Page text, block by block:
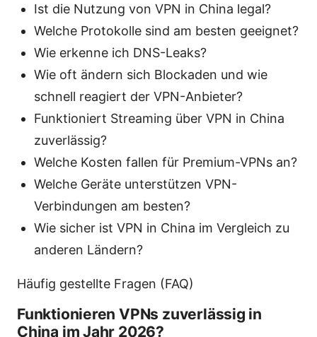
Ist die Nutzung von VPN in China legal?
Welche Protokolle sind am besten geeignet?
Wie erkenne ich DNS-Leaks?
Wie oft ändern sich Blockaden und wie
schnell reagiert der VPN-Anbieter?
Funktioniert Streaming über VPN in China
zuverlässig?
Welche Kosten fallen für Premium-VPNs an?
Welche Geräte unterstützen VPN-
Verbindungen am besten?
Wie sicher ist VPN in China im Vergleich zu
anderen Ländern?
Häufig gestellte Fragen (FAQ)
Funktionieren VPNs zuverlässig in
China im Jahr 2026?